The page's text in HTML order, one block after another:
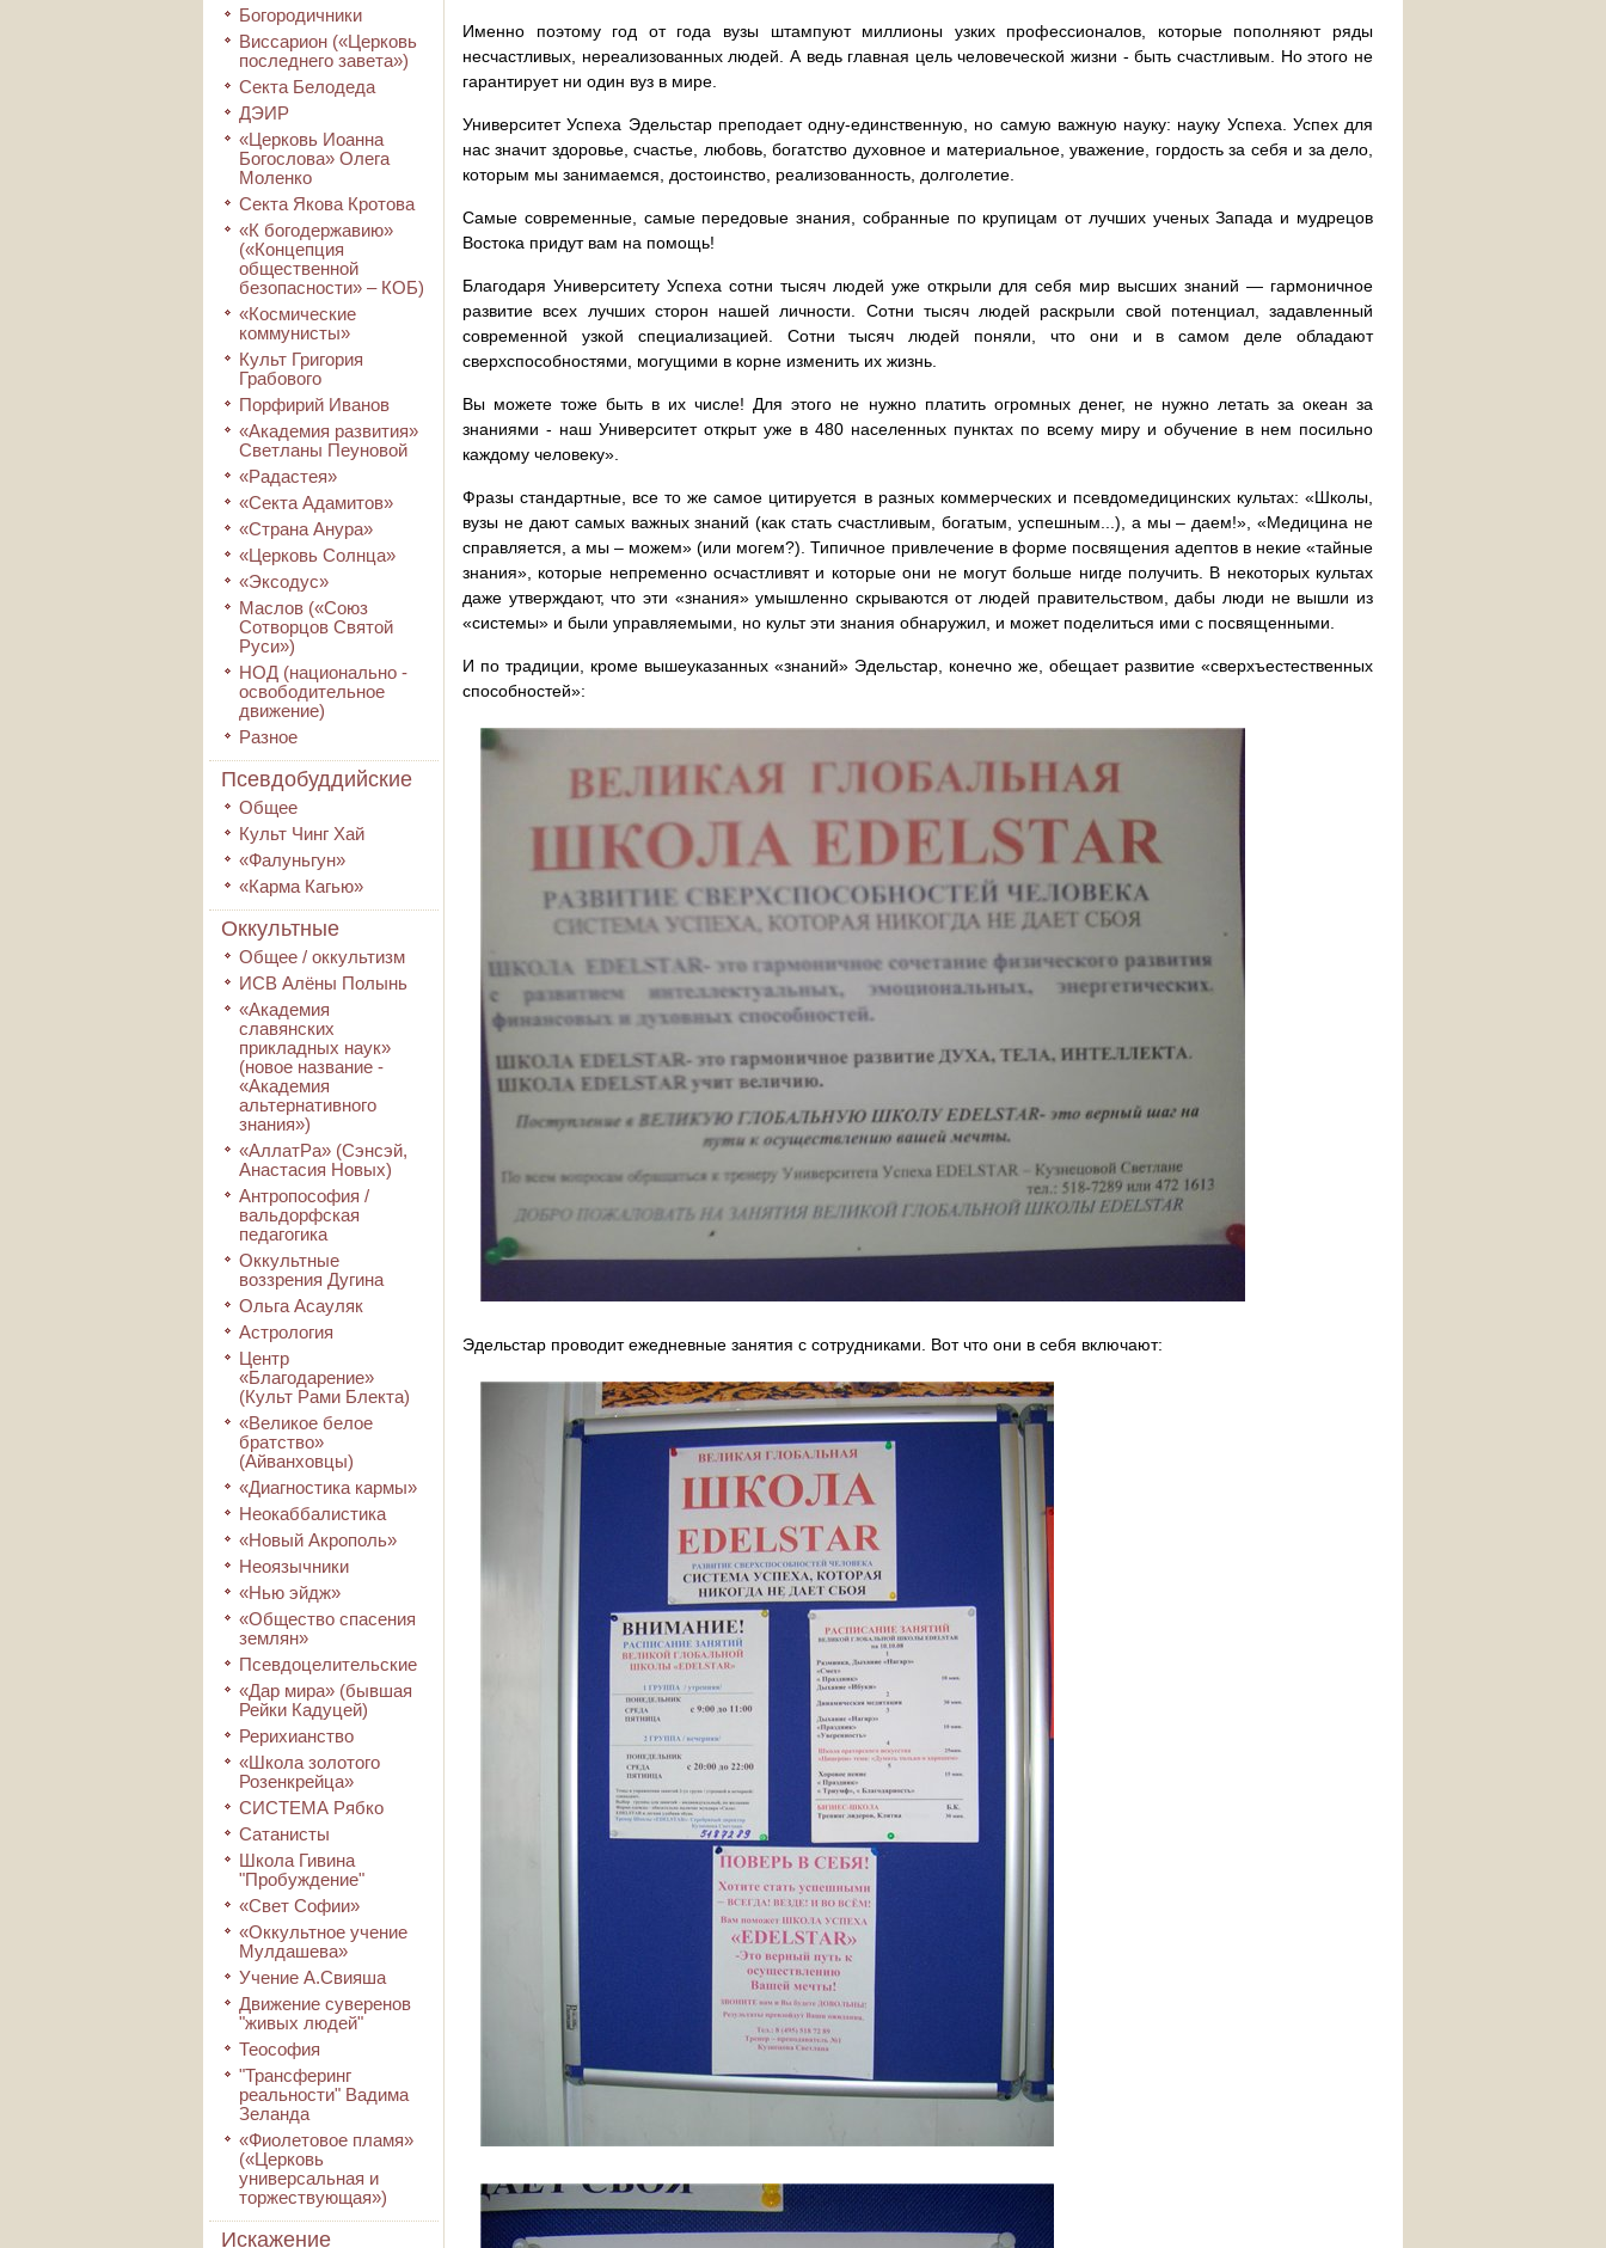
Богородичники
Виссарион («Церковь
последнего завета»)
Секта Белодеда
ДЭИР
«Церковь Иоанна
Богослова» Олега
Моленко
Секта Якова Кротова
«К богодержавию»
(«Концепция
общественной
безопасности» – КОБ)
«Космические
коммунисты»
Культ Григория
Грабового
Порфирий Иванов
«Академия развития»
Светланы Пеуновой
«Радастея»
«Секта Адамитов»
«Страна Анура»
«Церковь Солнца»
«Эксодус»
Маслов («Союз
Сотворцов Святой
Руси»)
НОД (национально -
освободительное
движение)
Разное
Псевдобуддийские
Общее
Культ Чинг Хай
«Фалуньгун»
«Карма Кагью»
Оккультные
Общее / оккультизм
ИСВ Алёны Полынь
«Академия
славянских
прикладных наук»
(новое название -
«Академия
альтернативного
знания»)
«АллатРа» (Сэнсэй,
Анастасия Новых)
Антропософия /
вальдорфская
педагогика
Оккультные
воззрения Дугина
Ольга Асауляк
Астрология
Центр
«Благодарение»
(Культ Рами Блекта)
«Великое белое
братство»
(Айванховцы)
«Диагностика кармы»
Неокаббалистика
«Новый Акрополь»
Неоязычники
«Нью эйдж»
«Общество спасения
землян»
Псевдоцелительские
«Дар мира» (бывшая
Рейки Кадуцей)
Рерихианство
«Школа золотого
Розенкрейца»
СИСТЕМА Рябко
Сатанисты
Школа Гивина
"Пробуждение"
«Свет Софии»
«Оккультное учение
Мулдашева»
Учение А.Свияша
Движение суверенов
"живых людей"
Теософия
"Трансферинг
реальности" Вадима
Зеланда
«Фиолетовое пламя»
(«Церковь
универсальная и
торжествующая»)
Искажение
Именно поэтому год от года вузы штампуют миллионы узких профессионалов, которые пополняют ряды
несчастливых, нереализованных людей. А ведь главная цель человеческой жизни - быть счастливым. Но этого не
гарантирует ни один вуз в мире.
Университет Успеха Эдельстар преподает одну-единственную, но самую важную науку: науку Успеха. Успех для
нас значит здоровье, счастье, любовь, богатство духовное и материальное, уважение, гордость за себя и за дело,
которым мы занимаемся, достоинство, реализованность, долголетие.
Самые современные, самые передовые знания, собранные по крупицам от лучших ученых Запада и мудрецов
Востока придут вам на помощь!
Благодаря Университету Успеха сотни тысяч людей уже открыли для себя мир высших знаний — гармоничное
развитие всех лучших сторон нашей личности. Сотни тысяч людей раскрыли свой потенциал, задавленный
современной узкой специализацией. Сотни тысяч людей поняли, что они и в самом деле обладают
сверхспособностями, могущими в корне изменить их жизнь.
Вы можете тоже быть в их числе! Для этого не нужно платить огромных денег, не нужно летать за океан за
знаниями - наш Университет открыт уже в 480 населенных пунктах по всему миру и обучение в нем посильно
каждому человеку».
Фразы стандартные, все то же самое цитируется в разных коммерческих и псевдомедицинских культах: «Школы,
вузы не дают самых важных знаний (как стать счастливым, богатым, успешным...), а мы – даем!», «Медицина не
справляется, а мы – можем» (или могем?). Типичное привлечение в форме посвящения адептов в некие «тайные
знания», которые непременно осчастливят и которые они не могут больше нигде получить. В некоторых культах
даже утверждают, что эти «знания» умышленно скрываются от людей правительством, дабы люди не вышли из
«системы» и были управляемыми, но культ эти знания обнаружил, и может поделиться ими с посвященными.
И по традиции, кроме вышеуказанных «знаний» Эдельстар, конечно же, обещает развитие «сверхъестественных
способностей»:
Эдельстар проводит ежедневные занятия с сотрудниками. Вот что они в себя включают: